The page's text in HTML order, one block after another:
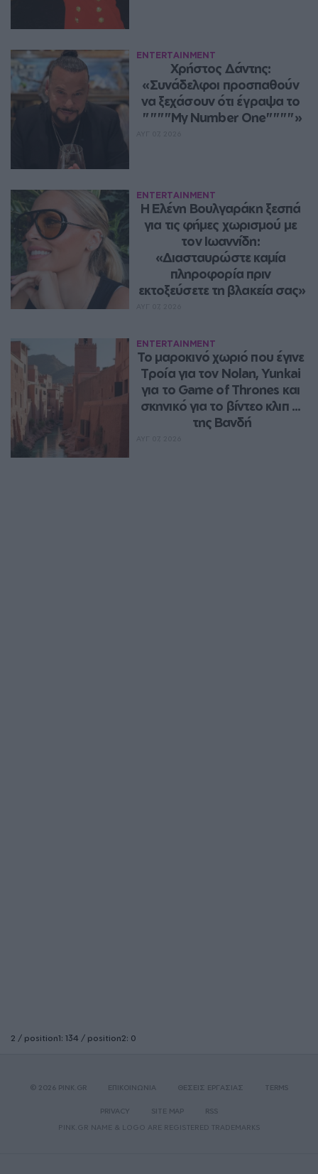
ENTERTAINMENT
Χρήστος Δάντης:
«Συνάδελφοι προσπαθούν
να ξεχάσουν ότι έγραψα το
""""My Number One""""»
ENTERTAINMENT
Η Ελένη Βουλγαράκη ξεσπά
για τις φήμες χωρισμού με
τον Ιωαννίδη:
«Διασταυρώστε καμία
πληροφορία πριν
εκτοξεύσετε τη βλακεία σας»
ENTERTAINMENT
Το μαροκινό χωριό που έγινε
Τροία για τον Nolan, Yunkai
για το Game of Thrones και
σκηνικό για το βίντεο κλιπ ...
της Βανδή
2 / position1: 134 / position2: 0
© 2026 PINK.GR ΕΠΙΚΟΙΝΩΝΙΑ ΘΕΣΕΙΣ ΕΡΓΑΣΙΑΣ TERMS
PRIVACY SITE MAP
RSS
PINK.GR NAME & LOGO ARE REGISTERED TRADEMARKS